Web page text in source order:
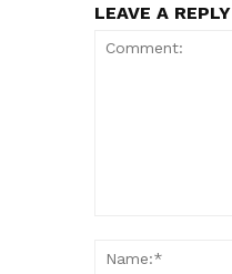
LEAVE A REPLY